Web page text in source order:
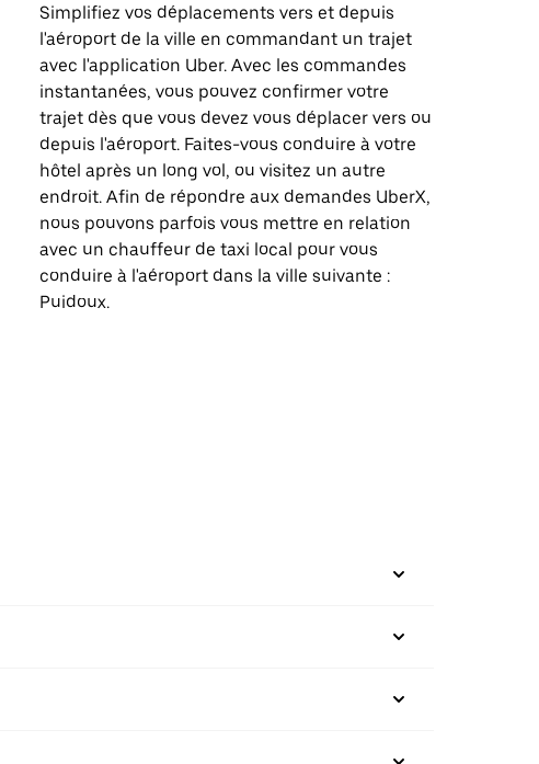
Simplifiez vos déplacements vers et depuis
l'aéroport de la ville en commandant un trajet
avec l'application Uber. Avec les commandes
instantanées, vous pouvez confirmer votre
trajet dès que vous devez vous déplacer vers ou
depuis l'aéroport. Faites-vous conduire à votre
hôtel après un long vol, ou visitez un autre
endroit. Afin de répondre aux demandes UberX,
nous pouvons parfois vous mettre en relation
avec un chauffeur de taxi local pour vous
conduire à l'aéroport dans la ville suivante :
Puidoux.